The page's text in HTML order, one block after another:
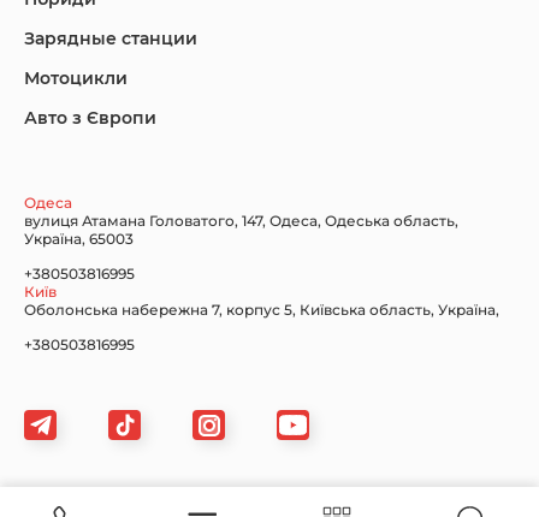
Nissan
Зарядные станции
Мотоцикли
Авто з Європи
Одеса
вулиця Атамана Головатого, 147, Одеса, Одеська область,
Україна, 65003
+380503816995
Київ
Оболонська набережна 7, корпус 5, Київська область, Україна,
+380503816995